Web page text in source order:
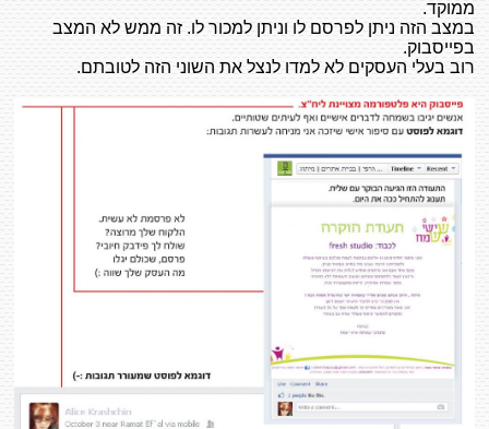
ממוקד.
במצב הזה ניתן לפרסם לו וניתן למכור לו. זה ממש לא המצב
בפייסבוק.
רוב בעלי העסקים לא למדו לנצל את השוני הזה לטובתם.